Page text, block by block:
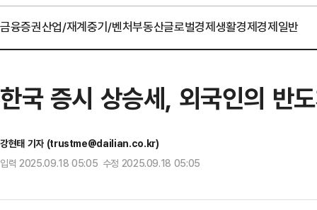
금융증권산업/재계중기/벤처부동산글로벌경제생활경제경제일반
한국 증시 상승세, 외국인의 반
강현태 기자 (trustme@dailian.co.kr)
입력 2025.09.18 05:05 수정 2025.09.18 05:05